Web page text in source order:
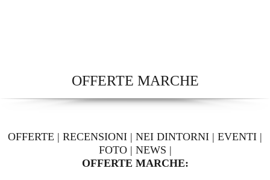
OFFERTE MARCHE
OFFERTE | RECENSIONI | NEI DINTORNI | EVENTI |
FOTO| NEWS |
OFFERTE MARCHE: